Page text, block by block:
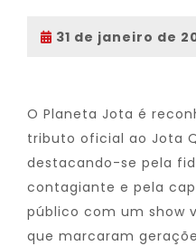
31 de janeiro de
O Planeta Jota é
tributo oficial ao Jota
destacando-se pela
contagiante e pela
público com um show
que marcaram